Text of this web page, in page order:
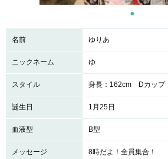
名前 ゆりあ
ニックネーム ゆ
スタイル 身長：162cm Dカップ
誕生日 1月25日
血液型 B型
メッセージ 8時だよ！全員集合！